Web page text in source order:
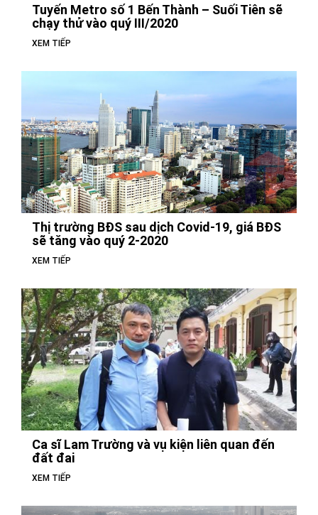
Tuyến Metro số 1 Bến Thành – Suối Tiên sẽ
chạy thử vào quý III/2020
XEM TIẾP
Thị trường BĐS sau dịch Covid-19, giá BĐS
sẽ tăng vào quý 2-2020
XEM TIẾP
Ca sĩ Lam Trường và vụ kiện liên quan đến
đất đai
XEM TIẾP